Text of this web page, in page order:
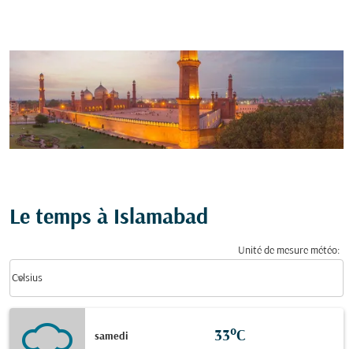
Le temps à Islamabad
Unité de mesure météo:
Celsius
keyboard_arrow_down
samedi
33°C